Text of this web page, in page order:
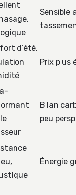
Sensible
d’été,
Prix plus
Bilan
peu
Énergie